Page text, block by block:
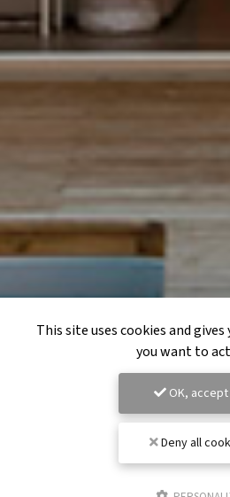
This site uses cookies and
you want to
OK,
Deny all